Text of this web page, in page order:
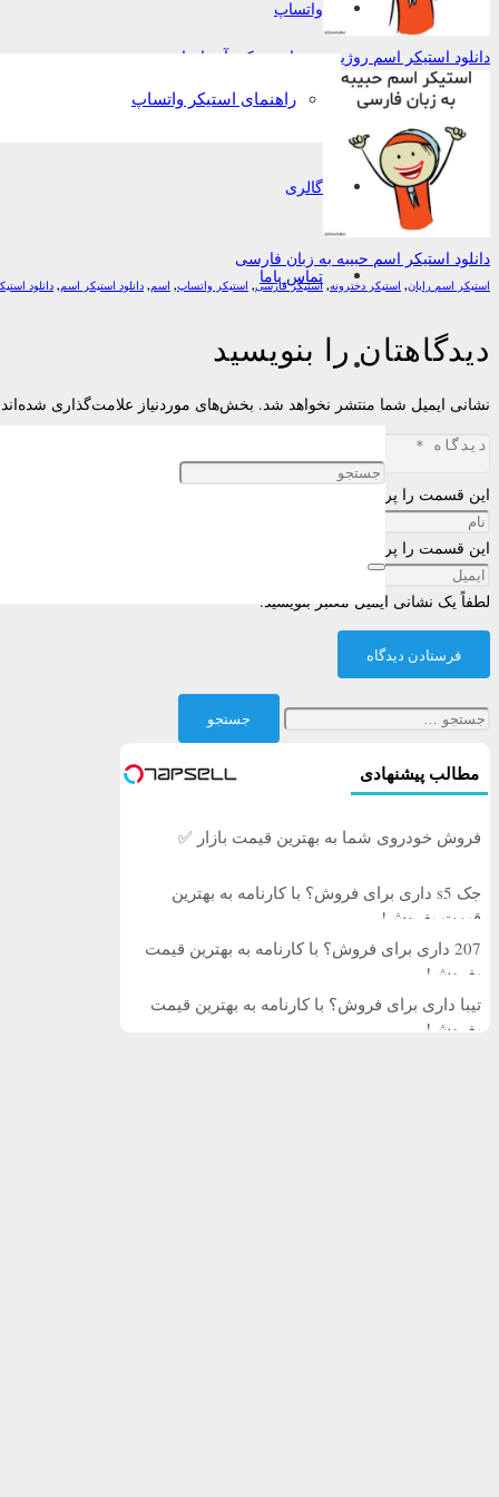
واتساپ
راهنمای استیکر واتساپ
گالری
تماس باما
دانلود استیکر اسم روژین به زبان تورکی آذربایجانی
دانلود استیکر اسم حبیبه به زبان فارسی
استیکر اسم رایان, استیکر دخترونه, استیکر فارسی, استیکر واتساپ, اسم, دانلود استیکر اسم, دانلود
دیدگاهتان را بنویسید
نشانی ایمیل شما منتشر نخواهد شد. بخش‌های موردنیاز علامت‌گذاری شده‌اند
این قسمت را پر کنید
این قسمت را پر کنید
لطفاً یک نشانی ایمیل معتبر بنویسید.
فرستادن دیدگاه
جستجو
برای:
مطالب پیشنهادی
فروش خودروی شما به بهترین قیمت بازار ✅
جک s5 داری برای فروش؟ با کارنامه به بهترین
قیمت بفروش!
207 داری برای فروش؟ با کارنامه به بهترین قیمت
بفروش!
تیبا داری برای فروش؟ با کارنامه به بهترین قیمت
بفروش!